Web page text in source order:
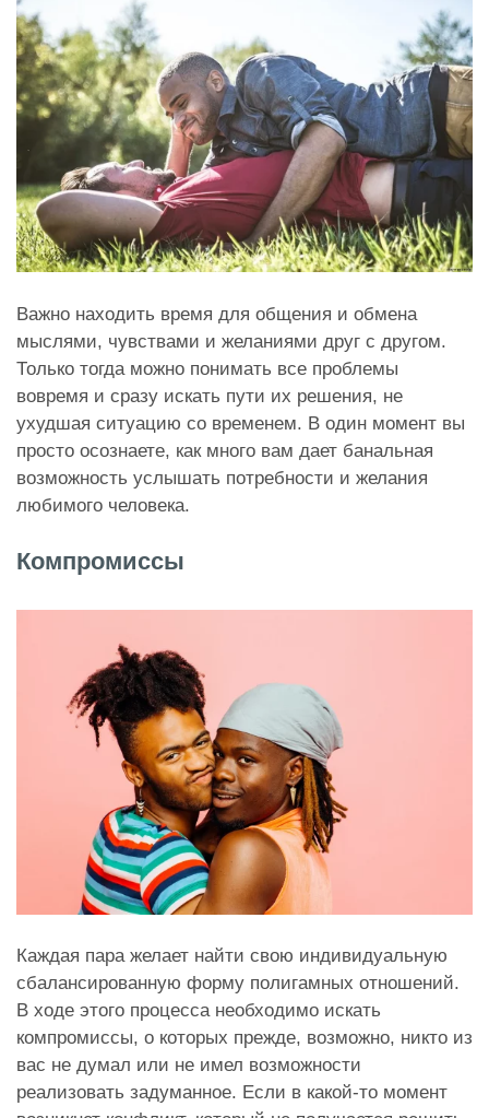
Важно находить время для общения и обмена
мыслями, чувствами и желаниями друг с другом.
Только тогда можно понимать все проблемы
вовремя и сразу искать пути их решения, не
ухудшая ситуацию со временем. В один момент вы
просто осознаете, как много вам дает банальная
возможность услышать потребности и желания
любимого человека.
Компромиссы
Каждая пара желает найти свою индивидуальную
сбалансированную форму полигамных отношений.
В ходе этого процесса необходимо искать
компромиссы, о которых прежде, возможно, никто из
вас не думал или не имел возможности
реализовать задуманное. Если в какой-то момент